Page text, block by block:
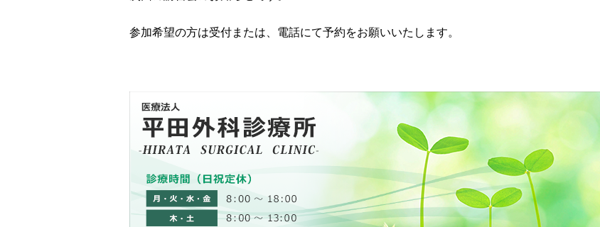
参加希望の方は受付または、電話にて予約をお願いいたします。